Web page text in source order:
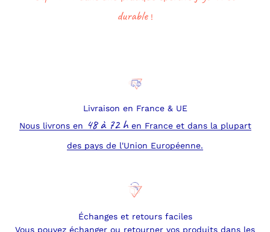
durable !
Livraison en France & UE
Nous livrons en 48 à 72 h en France et dans la plupart
des pays de l'Union Européenne.
Échanges et retours faciles
Vous pouvez échanger ou retourner vos produits dans les